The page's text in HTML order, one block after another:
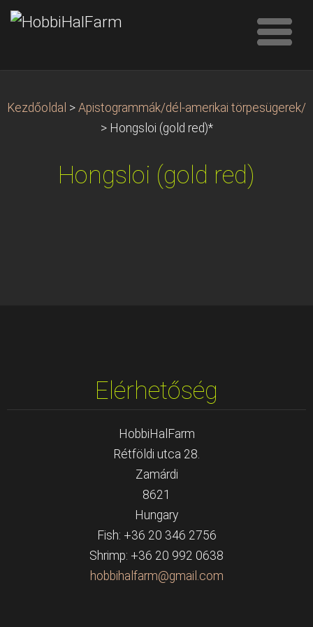
Kezdőoldal > Apistogrammák/dél-amerikai törpesügerek/
> Hongsloi (gold red)*
Hongsloi (gold red)
Elérhetőség
HobbiHalFarm
Rétföldi utca 28.
Zamárdi
8621
Hungary
Fish: +36 20 346 2756
Shrimp: +36 20 992 0638
hobbihal farm@gmail.com